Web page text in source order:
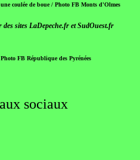
coulée de boue / Photo FB Monts d'Olmes
sites LaDepeche.fr et SudOuest.fr
FB République des Pyrénées
sociaux